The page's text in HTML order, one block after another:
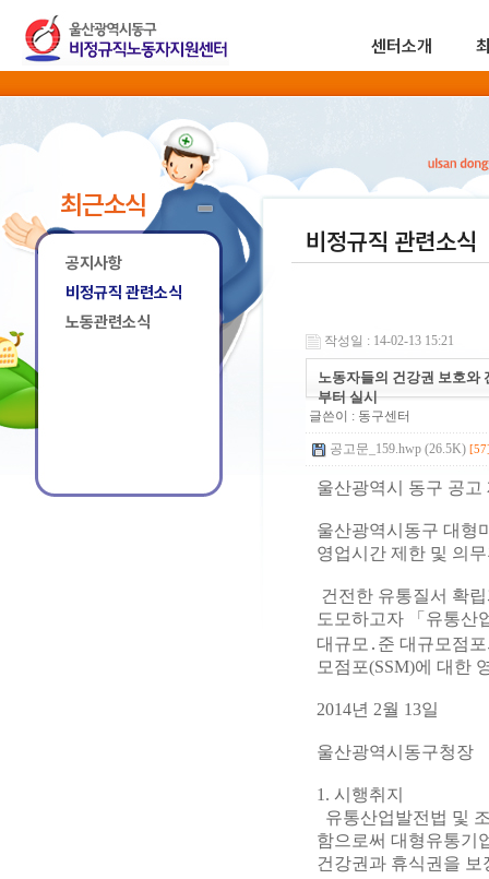
센터소개
최근소식
공지사항
비정규직 관련소식
노동관련소식
비정규직 관련소식
작성일 : 14-02-13 15:21
노동자들의 건강권 보호와
부터 실시
글쓴이 : 동구센터
공고문_159.hwp (26.5K)
울산광역시 동구 공고
울산광역시동구 대형
영업시간 제한 및 의
건전한 유통질서 확
도모하고자 「유통산
대규모․준 대규모점
모점포(SSM)에 대한
2014년 2월 13일
울산광역시동구청장
1. 시행취지
유통산업발전법 및
함으로써 대형유통기
건강권과 휴식권을 보